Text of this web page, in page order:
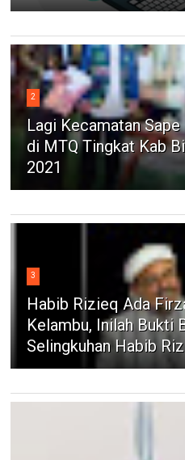
2
Lagi Kecamatan
di MTQ Tingkat Kab
2021
3
Habib Rizieq Ada
Kelambu, Inilah Bukti
Selingkuhan Habib